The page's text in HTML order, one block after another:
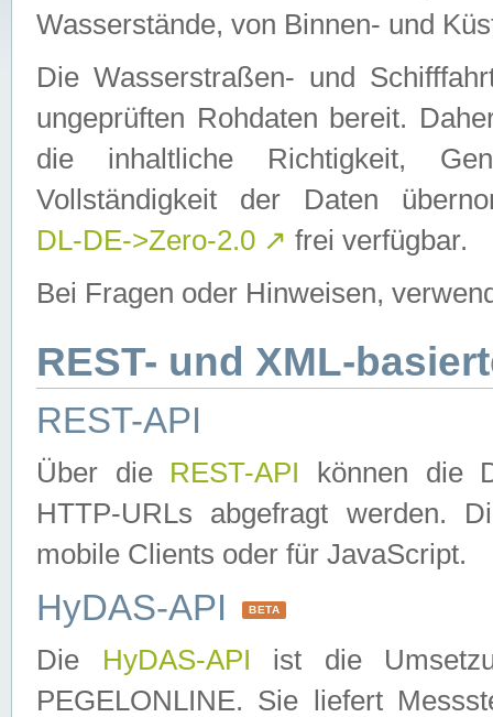
Wasserstände, von Binnen- und
Die Wasserstraßen- und
ungeprüften Rohdaten bereit.
die inhaltliche Richtigkeit,
Vollständigkeit der Daten
DL-DE->Zero-2.0 ↗ frei verfügbar.
Bei Fragen oder Hinweisen,
REST- und XML-
REST-API
Über die REST-API können die
HTTP-URLs abgefragt werden.
mobile Clients oder für JavaScript.
HyDAS-API BETA
Die HyDAS-API ist die
PEGELONLINE. Sie liefert